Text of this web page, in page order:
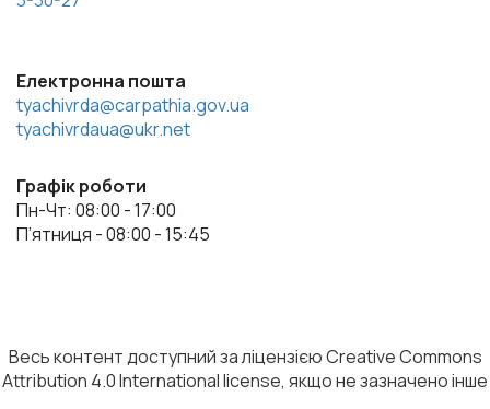
Електронна пошта
tyachivrda@carpathia.gov.ua
tyachivrdaua@ukr.net
Графік роботи
Пн-Чт: 08:00 - 17:00
П’ятниця - 08:00 - 15:45
Весь контент доступний за ліцензією Creative Commons
Attribution 4.0 International license, якщо не зазначено інше